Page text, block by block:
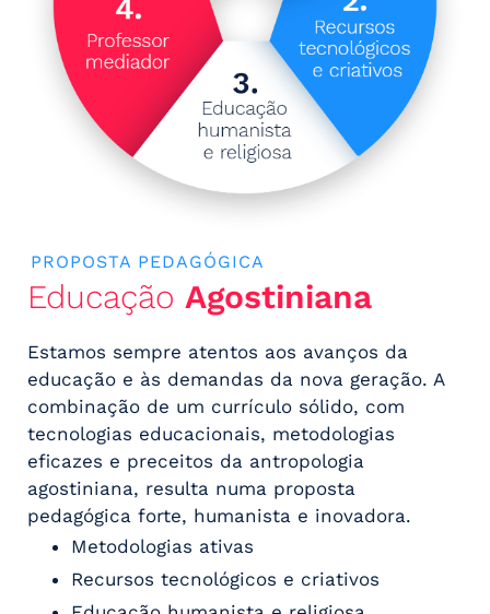
PROPOSTA PEDAGÓGICA
Educação Agostiniana
Estamos sempre atentos aos avanços da
educação e às demandas da nova geração. A
combinação de um currículo sólido, com
tecnologias educacionais, metodologias
eficazes e preceitos da antropologia
agostiniana, resulta numa proposta
pedagógica forte, humanista e inovadora.
Metodologias ativas
Recursos tecnológicos e criativos